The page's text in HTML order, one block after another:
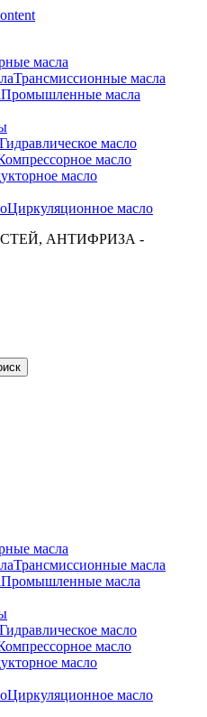
масла
Трансмиссионные масла
Промышленные масла
Гидравлическое масло
масло
масло
Циркуляционное масло
АНТИФРИЗА -
масла
Трансмиссионные масла
Промышленные масла
Гидравлическое масло
масло
масло
Циркуляционное масло